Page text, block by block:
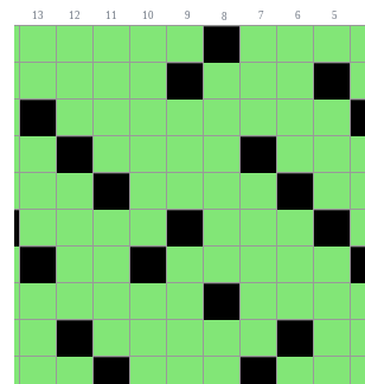
5
6
7
8
9
10
11
12
13